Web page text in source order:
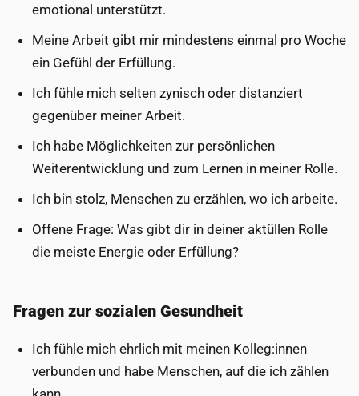
emotional unterstützt.
Meine Arbeit gibt mir mindestens einmal pro Woche
ein Gefühl der Erfüllung.
Ich fühle mich selten zynisch oder distanziert
gegenüber meiner Arbeit.
Ich habe Möglichkeiten zur persönlichen
Weiterentwicklung und zum Lernen in meiner Rolle.
Ich bin stolz, Menschen zu erzählen, wo ich arbeite.
Offene Frage: Was gibt dir in deiner aktüllen Rolle
die meiste Energie oder Erfüllung?
Fragen zur sozialen Gesundheit
Ich fühle mich ehrlich mit meinen Kolleg:innen
verbunden und habe Menschen, auf die ich zählen